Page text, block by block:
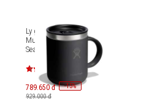
Ly giữ nhiệt Hydro Flask
Mug 12 OZ 354ml (Spring
Season 2026) M12CPC
789.650 đ -15%
929.000 đ